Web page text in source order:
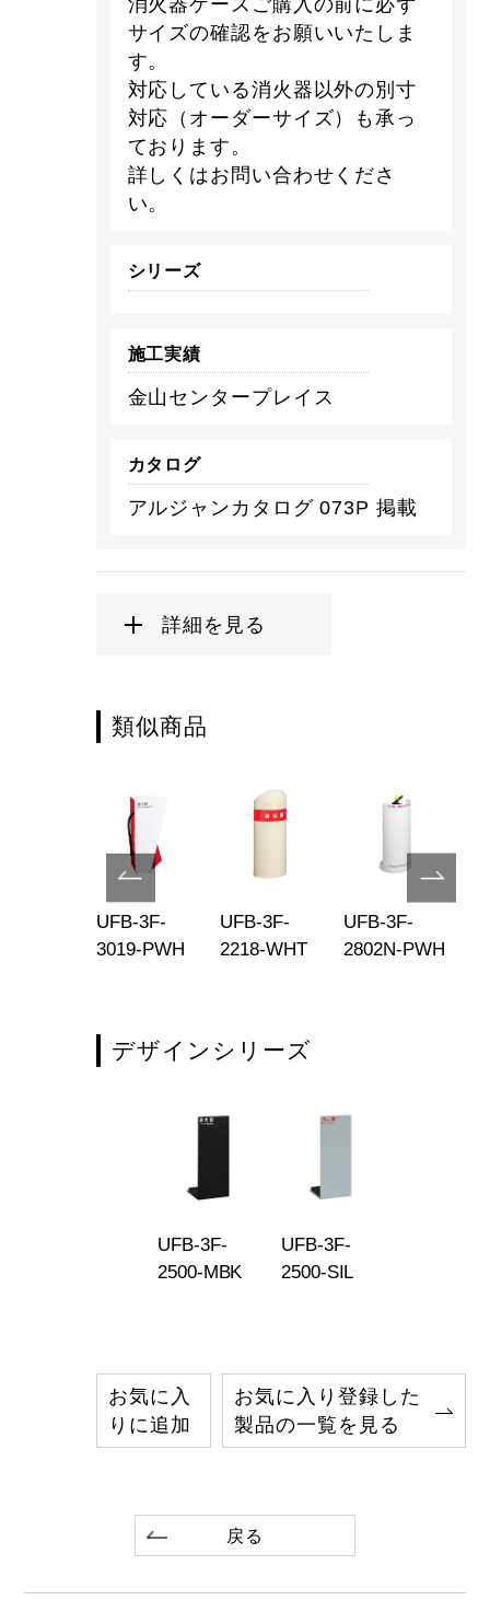
サイズの確認をお願いいたしま
す。
対応している消火器以外の別寸
対応（オーダーサイズ）も承っ
ております。
詳しくはお問い合わせくださ
い。
シリーズ
施工実績
金山センタープレイス
カタログ
アルジャンカタログ 073P 掲載
詳細を見る
類似商品
UFB-3F-
3019-PWH
UFB-3F-
2218-WHT
UFB-3F-
2802N-PWH
デザインシリーズ
UFB-3F-
2500-MBK
UFB-3F-
2500-SIL
お気に入
りに追加
お気に入り登録した
製品の一覧を見る
戻る